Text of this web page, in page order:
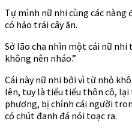
Tự mình nữ nhi cùng các
có hảo trái cây ăn.
Sở lão cha nhìn một cái nữ nhi
không nên nháo.”
Cái này nữ nhi bởi vì từ nhỏ
lên, tuy là tiểu tiểu thôn cô,
phương, bị chỉnh cái người
có chút đanh đá nói toạc ra.